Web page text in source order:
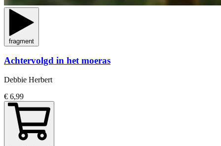
fragment
Achtervolgd in het moeras
Debbie Herbert
€ 6,99